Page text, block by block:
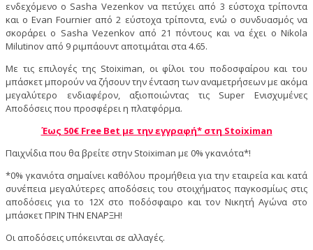
ενδεχόμενο ο Sasha Vezenkov να πετύχει από 3 εύστοχα τρίποντα
και ο Evan Fournier από 2 εύστοχα τρίποντα, ενώ ο συνδυασμός να
σκοράρει ο Sasha Vezenkov από 21 πόντους και να έχει ο Nikola
Milutinov από 9 ριμπάουντ αποτιμάται στα 4.65.
Με τις επιλογές της Stoiximan, οι φίλοι του ποδοσφαίρου και του
μπάσκετ μπορούν να ζήσουν την ένταση των αναμετρήσεων με ακόμα
μεγαλύτερο ενδιαφέρον, αξιοποιώντας τις Super Ενισχυμένες
Αποδόσεις που προσφέρει η πλατφόρμα.
Έως 50€ Free Bet με την εγγραφή* στη Stoiximan
Παιχνίδια που θα βρείτε στην Stoiximan με 0% γκανιότα*!
*0% γκανιότα σημαίνει καθόλου προμήθεια για την εταιρεία και κατά
συνέπεια μεγαλύτερες αποδόσεις του στοιχήματος παγκοσμίως στις
αποδόσεις για το 12Χ στο ποδόσφαιρο και τον Νικητή Αγώνα στο
μπάσκετ ΠΡΙΝ ΤΗΝ ΕΝΑΡΞΗ!
Οι αποδόσεις υπόκεινται σε αλλαγές.